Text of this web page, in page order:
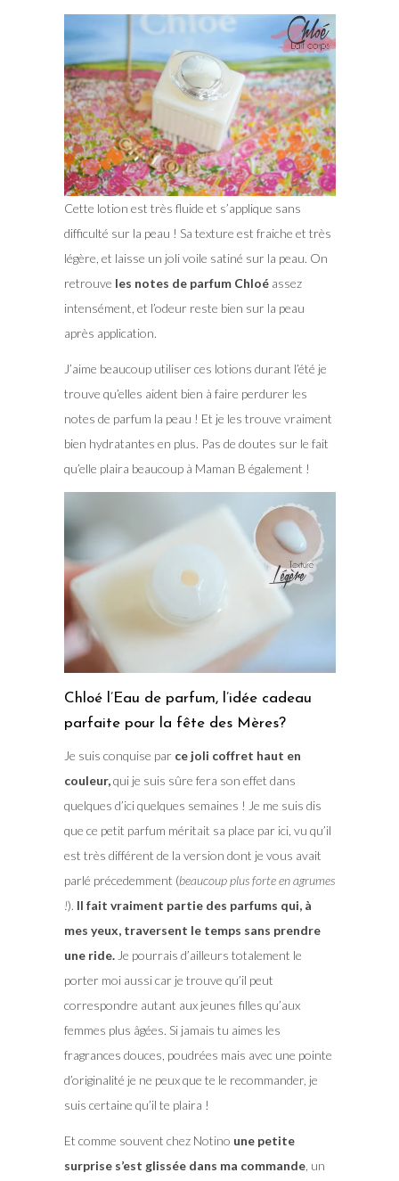
Cette lotion est très fluide et s’applique sans
difficulté sur la peau ! Sa texture est fraiche et très
légère, et laisse un joli voile satiné sur la peau. On
retrouve les notes de parfum Chloéassez
intensément, et l’odeur reste bien sur la peau
après application.
J’aime beaucoup utiliser ces lotions durant l’été je
trouve qu’elles aident bien à faire perdurer les
notes de parfum la peau ! Et je les trouve vraiment
bien hydratantes en plus. Pas de doutes sur le fait
qu’elle plaira beaucoup à Maman B également !
Chloé l’Eau de parfum, l’idée cadeau
parfaite pour la fête des Mères?
Je suis conquise par ce joli coffret haut en
couleur,qui je suis sûre fera son effet dans
quelques d’ici quelques semaines ! Je me suis dis
que ce petit parfum méritait sa place par ici, vu qu’il
est très différent de la version dont je vous avait
parlé précedemment (beaucoup plus forte en agrumes
!). Il fait vraiment partie des parfums qui, à
mes yeux, traversent le temps sans prendre
une ride.Je pourrais d’ailleurs totalement le
porter moi aussi car je trouve qu’il peut
correspondre autant aux jeunes filles qu’aux
femmes plus âgées. Si jamais tu aimes les
fragrances douces, poudrées mais avec une pointe
d’originalité je ne peux que te le recommander, je
suis certaine qu’il te plaira !
Et comme souvent chez Notino une petite
surprise s’est glissée dans ma commande, un